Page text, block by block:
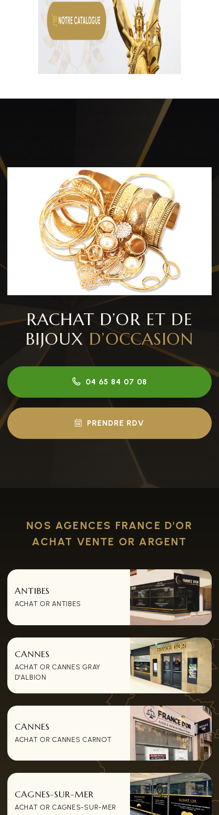
RACHAT D’OR ET DE
BIJOUX D’OCCASION
04 65 84 07 08
PRENDRE RDV
NOS AGENCES FRANCE D'OR
ACHAT VENTE OR ARGENT
ANTIBES
ACHAT OR ANTIBES
CANNES
ACHAT OR CANNES GRAY
D'ALBION
CANNES
ACHAT OR CANNES CARNOT
CAGNES-SUR-MER
ACHAT OR CAGNES-SUR-MER